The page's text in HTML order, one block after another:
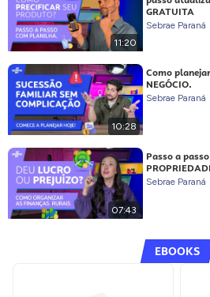
11:20
GRATUITA
Sebrae Paraná
10:28
Como
NEGÓCIO.
Sebrae Paraná
07:43
Passo a
Sebrae Paraná
EBOOKS